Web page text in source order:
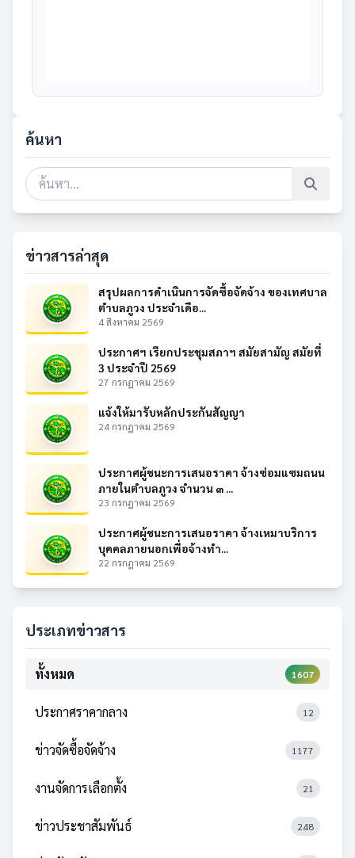
ค้นหา
ข่าวสารล่าสุด
สรุปผลการดำเนินการจัดซื้อจัดจ้าง ของเทศบาล
ตำบลภูวง ประจำเดือ...
4 สิงหาคม 2569
ประกาศฯ เรียกประชุมสภาฯ สมัยสามัญ สมัยที่
3 ประจำปี 2569
27 กรกฎาคม 2569
แจ้งให้มารับหลักประกันสัญญา
24 กรกฎาคม 2569
ประกาศผู้ชนะการเสนอราคา จ้างซ่อมแซมถนน
ภายในตำบลภูวง จำนวน ๓ ...
23 กรกฎาคม 2569
ประกาศผู้ชนะการเสนอราคา จ้างเหมาบริการ
บุคคลภายนอกเพื่อจ้างทำ...
22 กรกฎาคม 2569
ประเภทข่าวสาร
ทั้งหมด 1607
ประกาศราคากลาง 12
ข่าวจัดซื้อจัดจ้าง 1177
งานจัดการเลือกตั้ง 21
ข่าวประชาสัมพันธ์ 248